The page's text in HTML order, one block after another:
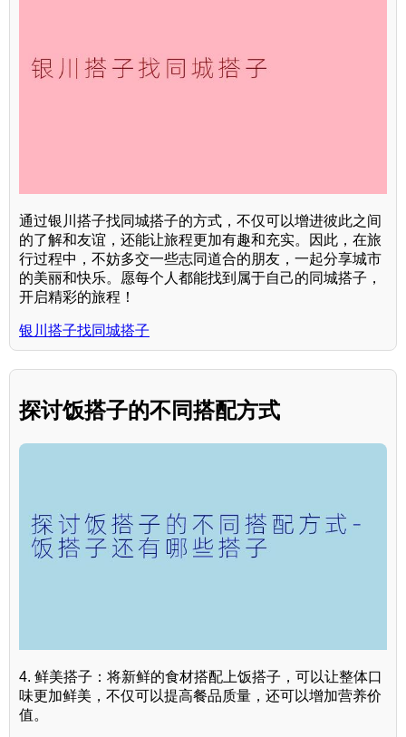
通过银川搭子找同城搭子的方式，不仅可以增进彼此之间
的了解和友谊，还能让旅程更加有趣和充实。因此，在旅
行过程中，不妨多交一些志同道合的朋友，一起分享城市
的美丽和快乐。愿每个人都能找到属于自己的同城搭子，
开启精彩的旅程！
银川搭子找同城搭子
探讨饭搭子的不同搭配方式
4. 鲜美搭子：将新鲜的食材搭配上饭搭子，可以让整体口
味更加鲜美，不仅可以提高餐品质量，还可以增加营养价
值。